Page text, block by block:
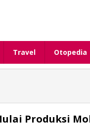
Travel Otopedia
Produksi